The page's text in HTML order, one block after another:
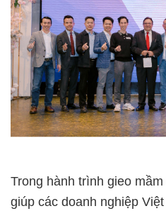
Trong hành trình gieo
giúp các doanh nghiệp